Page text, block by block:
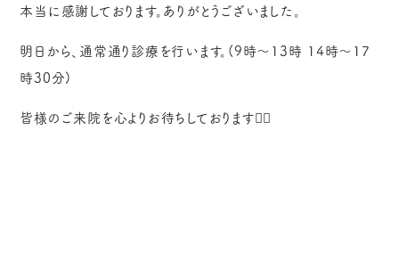
本当に感謝しております。ありがとうございました。
明日から、通常通り診療を行います。(9時～13時 14時～17
時30分)
皆様のご来院を心よりお待ちしております🙇‍♀️